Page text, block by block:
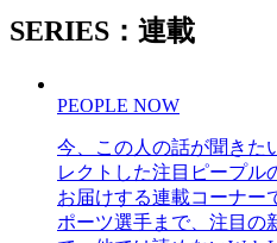
SERIES：連載
PEOPLE NOW
今、この人の話が聞きた
レクトした注目ピープル
お届けする連載コーナー
ポーツ選手まで、注目の